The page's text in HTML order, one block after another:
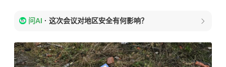
问AI · 这次会议对地区安全有何影响？